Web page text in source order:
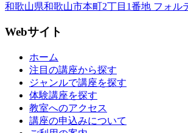
和歌山県和歌山市本町2丁目1番地 フォル
Webサイト
ホーム
注目の講座から探す
ジャンルで講座を探す
体験講座を探す
教室へのアクセス
講座の申込みについて